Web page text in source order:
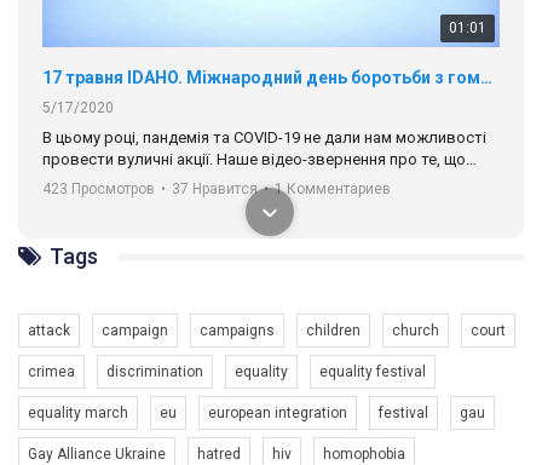
01:01
17 травня IDAHO. Міжнародний день боротьби з гомофобією трансфобією і біфобія.
5/17/2020
В цьому році, пандемія та COVІD-19 не дали нам можливості
провести вуличні акції. Наше відео-звернення про те, що
навіть коли ми у різних містах та не можемо зустрінеться, ми
разом. Ми закликаємо всіх хто поділяє цінності рівності та
солідарності, приєднатися до нас. Регіональні підрозділи
ГАУ є в 16 областях України.
Разом наш голос лунає гучніше!
423 Просмотров • 37 Нравится • 1 Комментариев
Tags
attack campaign campaigns children church court
crimea discrimination equality equality festival
equality march eu european integration festival gau
Gay Alliance Ukraine hatred hiv homophobia